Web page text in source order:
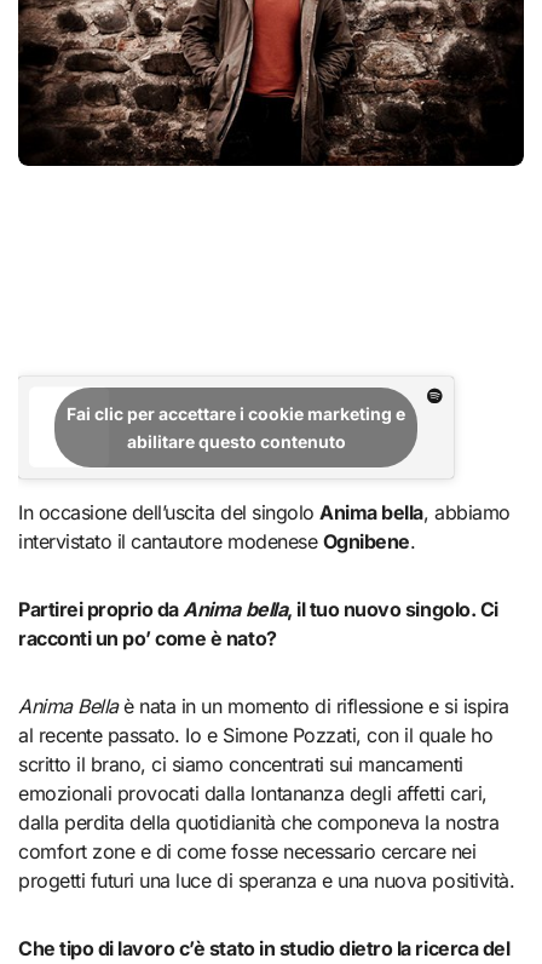
Fai clic per accettare i cookie marketing e
abilitare questo contenuto
In occasione dell’uscita del singoloAnima bella, abbiamo
intervistato il cantautore modenese Ognibene.
Partirei proprio daAnima bella, il tuo nuovo singolo. Ci
racconti un po’ come è nato?
Anima Bellaè nata in un momento di riflessione e si ispira
al recente passato. Io e Simone Pozzati, con il quale ho
scritto il brano, ci siamo concentrati sui mancamenti
emozionali provocati dalla lontananza degli affetti cari,
dalla perdita della quotidianità che componeva la nostra
comfort zone e di come fosse necessario cercare nei
progetti futuri una luce di speranza e una nuova positività.
Che tipo di lavoro c’è stato in studio dietro la ricerca del